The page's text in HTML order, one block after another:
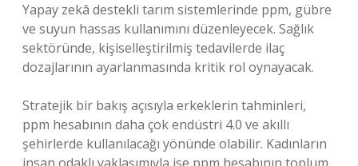
Yapay zekâ destekli tarım sistemlerinde ppm, gübre
ve suyun hassas kullanımını düzenleyecek. Sağlık
sektöründe, kişiselleştirilmiş tedavilerde ilaç
dozajlarının ayarlanmasında kritik rol oynayacak.
Stratejik bir bakış açısıyla erkeklerin tahminleri,
ppm hesabının daha çok endüstri 4.0 ve akıllı
şehirlerde kullanılacağı yönünde olabilir. Kadınların